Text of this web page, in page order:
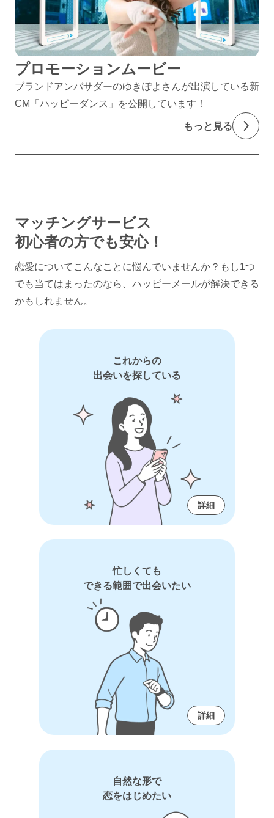
プロモーションムービー
ブランドアンバサダーのゆきぽよさんが出演している新
CM「ハッピーダンス」を公開しています！
もっと見る
マッチングサービス
初心者の方でも安心！
恋愛についてこんなことに悩んでいませんか？ もし1つ
でも当てはまったのなら、ハッピーメールが解決できる
かもしれません。
これからの
出会いを探している
詳細
忙しくても
できる範囲で出会いたい
詳細
自然な形で
恋をはじめたい